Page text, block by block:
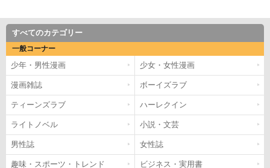
すべてのカテゴリー
一般コーナー
少年・男性漫画 少女・女性漫画
漫画雑誌 ボーイズラブ
ティーンズラブ ハーレクイン
ライトノベル 小説・文芸
男性誌 女性誌
趣味・スポーツ・トレンド ビジネス・実用書